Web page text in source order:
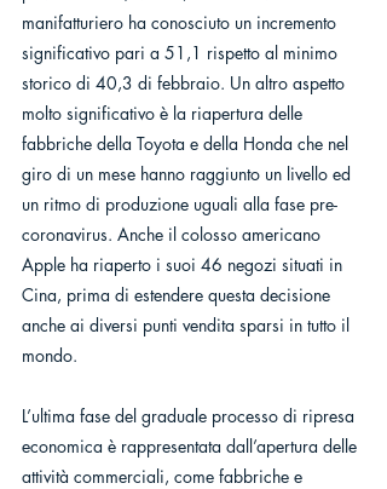
manifatturiero ha conosciuto un incremento
significativo pari a 51,1 rispetto al minimo
storico di 40,3 di febbraio. Un altro aspetto
molto significativo è la riapertura delle
fabbriche della Toyota e della Honda che nel
giro di un mese hanno raggiunto un livello ed
un ritmo di produzione uguali alla fase pre-
coronavirus. Anche il colosso americano
Apple ha riaperto i suoi 46 negozi situati in
Cina, prima di estendere questa decisione
anche ai diversi punti vendita sparsi in tutto il
mondo.
L’ultima fase del graduale processo di ripresa
economica è rappresentata dall’apertura delle
attività commerciali, come fabbriche e